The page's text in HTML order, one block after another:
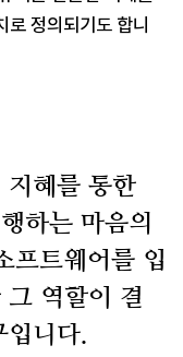
정의되기도 합니
지혜를 통한
하는 마음의
프트웨어를 입
그 역할이 결
입니다.